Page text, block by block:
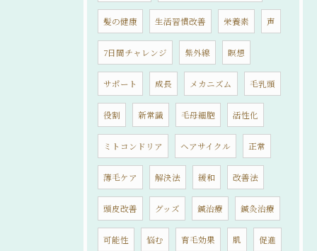
髪の健康 生活習慣改善 栄養素 声
7日間チャレンジ 紫外線 瞑想
サポート 成長 メカニズム 毛乳頭
役割 新常識 毛母細胞 活性化
ミトコンドリア ヘアサイクル 正常
薄毛ケア 解決法 緩和 改善法
頭皮改善 グッズ 鍼治療 鍼灸治療
可能性 悩む 育毛効果 肌 促進